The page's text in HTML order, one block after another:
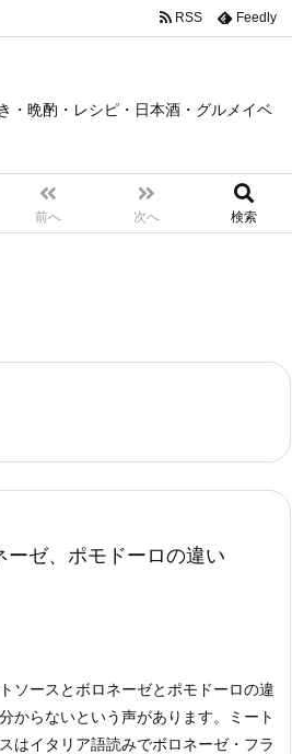
・晩酌・レシピ・日本酒・グルメイベ
前へ 次へ 検索
RSS Feedly
ーゼ、ポモドーロの違い
ソースとボロネーゼとポモドーロの違
からないという声があります。
ミート
はイタリア語読みでボロネーゼ・フラ